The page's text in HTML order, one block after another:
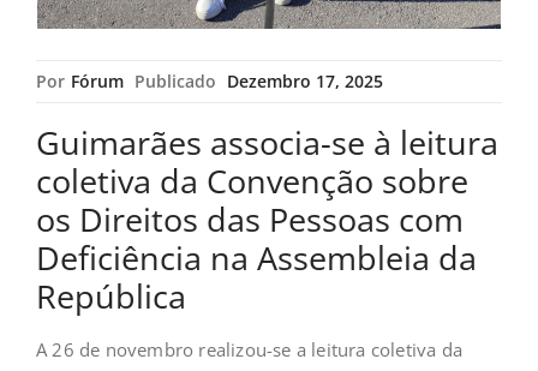
Por Fórum Publicado Dezembro 17, 2025
Guimarães associa-se à leitura
coletiva da Convenção sobre
os Direitos das Pessoas com
Deficiência na Assembleia da
República
A 26 de novembro realizou-se a leitura coletiva da